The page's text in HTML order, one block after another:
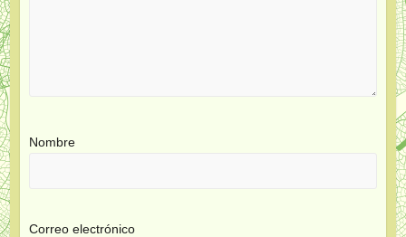
Nombre
Correo electrónico